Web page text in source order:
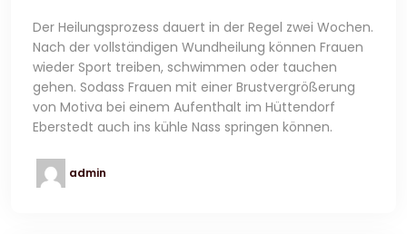
Der Heilungsprozess dauert in der Regel zwei Wochen.
Nach der vollständigen Wundheilung können Frauen
wieder Sport treiben, schwimmen oder tauchen
gehen. Sodass Frauen mit einer Brustvergrößerung
von Motiva bei einem Aufenthalt im Hüttendorf
Eberstedt auch ins kühle Nass springen können.
admin